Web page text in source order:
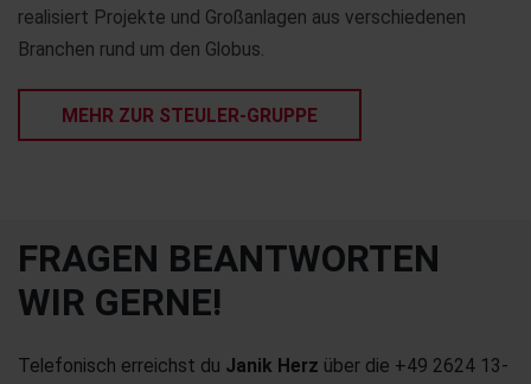
realisiert Projekte und Großanlagen aus verschiedenen
Branchen rund um den Globus.
MEHR ZUR STEULER-GRUPPE
FRAGEN BEANTWORTEN
WIR GERNE!
Telefonisch erreichst du Janik Herz über die +49 2624 13-